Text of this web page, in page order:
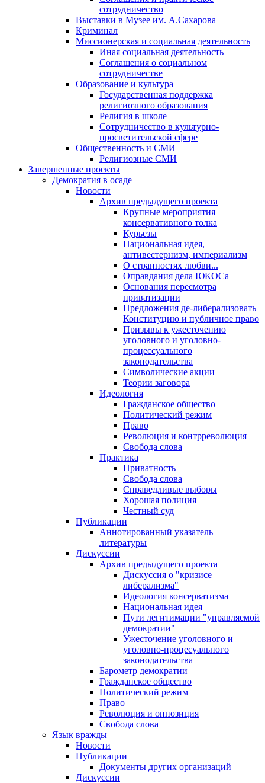
сотрудничество
Выставки в Музее им. А.Сахарова
Криминал
Миссионерская и социальная деятельность
Иная социальная деятельность
Соглашения о социальном
сотрудничестве
Образование и культура
Государственная поддержка
религиозного образования
Религия в школе
Сотрудничество в культурно-
просветительской сфере
Общественность и СМИ
Религиозные СМИ
Завершенные проекты
Демократия в осаде
Новости
Архив предыдущего проекта
Крупные мероприятия
консервативного толка
Курьезы
Национальная идея,
антивестернизм, империализм
О странностях любви...
Оправдания дела ЮКОСа
Основания пересмотра
приватизации
Предложения де-либерализовать
Конституцию и публичное право
Призывы к ужесточению
уголовного и уголовно-
процессуального
законодательства
Символические акции
Теории заговора
Идеология
Гражданское общество
Политический режим
Право
Революция и контрреволюция
Свобода слова
Практика
Приватность
Свобода слова
Справедливые выборы
Хорошая полиция
Честный суд
Публикации
Аннотированный указатель
литературы
Дискуссии
Архив предыдущего проекта
Дискуссия о "кризисе
либерализма"
Идеология консерватизма
Национальная идея
Пути легитимации "управляемой
демократии"
Ужесточение уголовного и
уголовно-процесуального
законодательства
Барометр демократии
Гражданское общество
Политический режим
Право
Революция и оппозиция
Свобода слова
Язык вражды
Новости
Публикации
Документы других организаций
Дискуссии